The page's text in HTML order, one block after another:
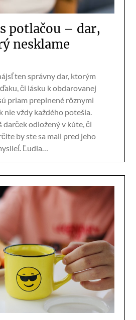
potlačou – dar,
nesklame
ten správny dar, ktorým
či lásku k obdarovanej
priam preplnené rôznymi
nie vždy každého potešia.
darček odložený v kúte, či
by ste sa mali pred jeho
Ľudia…